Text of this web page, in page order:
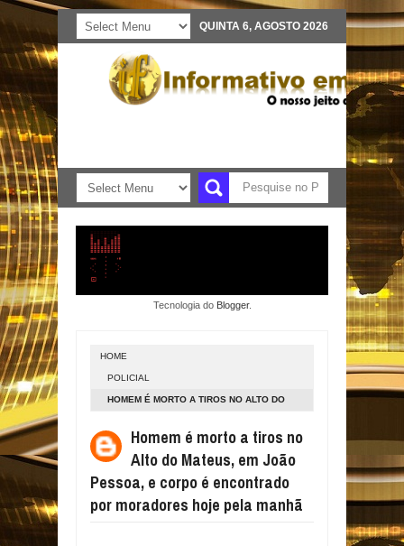
QUINTA 6, AGOSTO 2026
Tecnologia do Blogger.
HOME
POLICIAL
HOMEM É MORTO A TIROS NO ALTO DO
ENCONTRADO POR MORADORES HOJE
PELA MANHÃ
Homem é morto a tiros no
Alto do Mateus, em João
Pessoa, e corpo é encontrado
por moradores hoje pela manhã